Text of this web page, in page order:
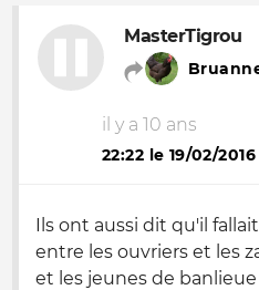
MasterTigrou
il y a 10 ans
22:22 le 19/02/2016
Ils ont aussi dit qu'il
entre les ouvriers et les
et les jeunes de